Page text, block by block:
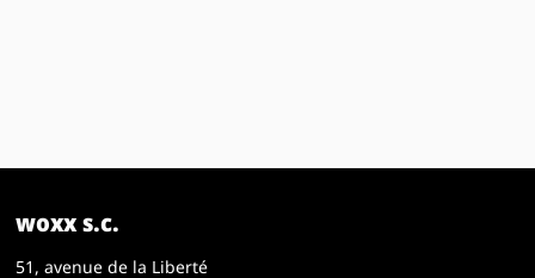
woxx s.c.
51, avenue de la Liberté